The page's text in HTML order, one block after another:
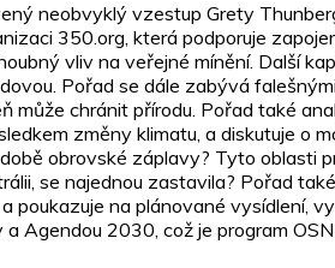
neobvyklý vzestup Grety
350.org, která podporuje
vliv na veřejné mínění. Další
Pořad se dále zabývá
může chránit přírodu. Pořad také
změny klimatu, a diskutuje o
obrovské záplavy? Tyto oblasti
se najednou zastavila? Pořad
na plánované vysídlení,
Agendou 2030, což je program